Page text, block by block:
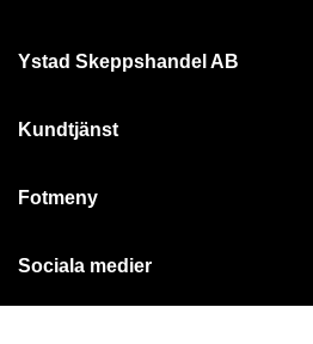
Ystad Skeppshandel AB
Kundtjänst
Fotmeny
Sociala medier